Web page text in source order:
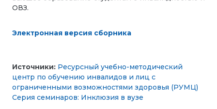
ОВЗ.
Электронная версия сборника
Источники: Ресурсный учебно-методический
центр по обучению инвалидов и лиц с
ограниченными возможностями здоровья (РУМЦ)
Серия семинаров: Инклюзия в вузе